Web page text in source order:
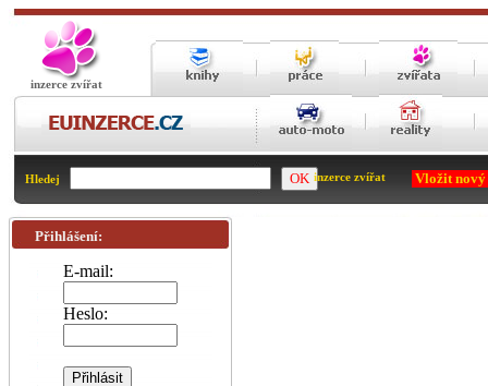
inzerce zvířat
Hledej inzerce zvířat Vložit
Přihlášení:
E-mail:
Heslo: